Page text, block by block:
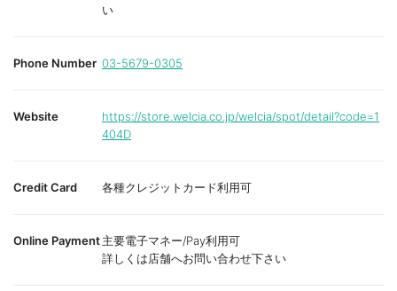
い
Phone Number 03-5679-0305
Website
https://store.welcia.co.jp/welcia/spot/detail?code=1
404D
Credit Card 各種クレジットカード利用可
Online Payment主要電子マネー/Pay利用可
詳しくは店舗へお問い合わせ下さい